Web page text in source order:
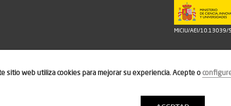
MICIU/AEI/
sitio web utiliza cookies para mejorar su experiencia. Acepte o